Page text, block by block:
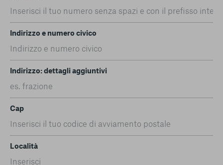
Indirizzo e numero civico
Indirizzo: dettagli aggiuntivi
Cap
Località